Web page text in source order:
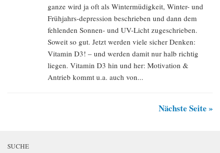
ganze wird ja oft als Wintermüdigkeit, Winter- und
Frühjahrs-depression beschrieben und dann dem
fehlenden Sonnen- und UV-Licht zugeschrieben.
Soweit so gut. Jetzt werden viele sicher Denken:
Vitamin D3! – und werden damit nur halb richtig
liegen. Vitamin D3 hin und her: Motivation &
Antrieb kommt u.a. auch von...
Nächste Seite »
SUCHE